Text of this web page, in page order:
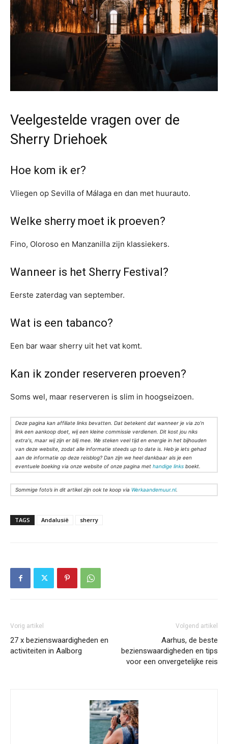
Veelgestelde vragen over de
Sherry Driehoek
Hoe kom ik er?
Vliegen op Sevilla of Málaga en dan met huurauto.
Welke sherry moet ik proeven?
Fino, Oloroso en Manzanilla zijn klassiekers.
Wanneer is het Sherry Festival?
Eerste zaterdag van september.
Wat is een tabanco?
Een bar waar sherry uit het vat komt.
Kan ik zonder reserveren proeven?
Soms wel, maar reserveren is slim in hoogseizoen.
Deze pagina kan affiliate links bevatten. Dat betekent dat wanneer je via zo’n
link een aankoop doet, wij een kleine commissie verdienen. Dit kost jou niks
extra's, maar wij zijn er blij mee. We steken veel tijd en energie in het bijhouden
van deze website, zodat alle informatie steeds up to date is. Heb je iets gehad
aan de informatie op deze reisblog? Dan zijn we heel dankbaar als je een
eventuele boeking via onze website of onze pagina met handige links boekt.
Sommige foto’s in dit artikel zijn ook te koop via Werkaandemuur.nl.
TAGS Andalusië sherry
Vorig artikel
27 x bezienswaardigheden en
activiteiten in Aalborg
Volgend artikel
Aarhus, de beste
bezienswaardigheden en tips
voor een onvergetelijke reis